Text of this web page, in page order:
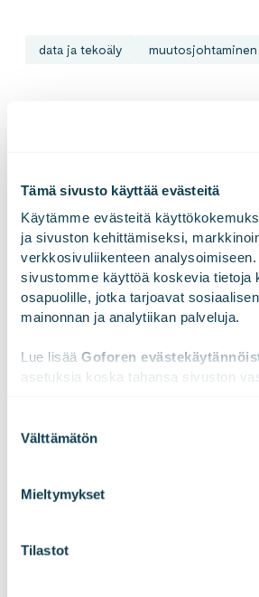
Tämä sivusto käyttää evästeitä
Käytämme evästeitä
ja sivuston kehittämiseksi,
verkkosivuliikenteen
sivustomme käyttöä koskevia tietoja
osapuolille, jotka tarjoavat
mainonnan ja analytiikan palveluja.
Lue lisää Goforen
asetuksia koska tahansa sivuston
valinta
Välttämätön
Mieltymykset
Tilastot
data ja tekoäly muutosjohtaminen
Tommi Rasinmäki
Johdon
liiketoimintajohtaja
Tommi on liikkeenjohdon
tekoälykonsultointipalveluja.
ongelmien ratkaisemiseksi. Tommi
edistää ja tukea ihmisten
hyöty organisaatiolle ja